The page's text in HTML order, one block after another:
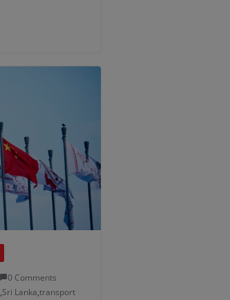
0 Comments
,Sri Lanka,transport